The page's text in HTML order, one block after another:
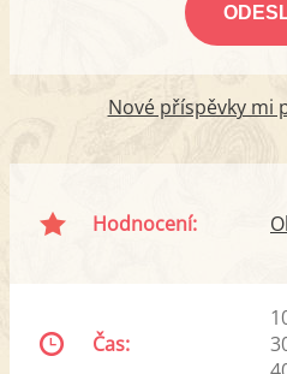
Nové příspěvky mi
Hodnocení:
Čas: